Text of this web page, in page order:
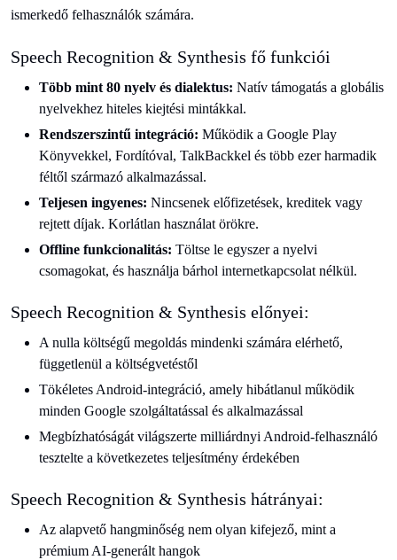
ismerkedő felhasználók számára.
Speech Recognition & Synthesis fő funkciói
Több mint 80 nyelv és dialektus: Natív támogatás a globális
nyelvekhez hiteles kiejtési mintákkal.
Rendszerszintű integráció: Működik a Google Play
Könyvekkel, Fordítóval, TalkBackkel és több ezer harmadik
féltől származó alkalmazással.
Teljesen ingyenes: Nincsenek előfizetések, kreditek vagy
rejtett díjak. Korlátlan használat örökre.
Offline funkcionalitás: Töltse le egyszer a nyelvi
csomagokat, és használja bárhol internetkapcsolat nélkül.
Speech Recognition & Synthesis előnyei:
A nulla költségű megoldás mindenki számára elérhető,
függetlenül a költségvetéstől
Tökéletes Android-integráció, amely hibátlanul működik
minden Google szolgáltatással és alkalmazással
Megbízhatóságát világszerte milliárdnyi Android-felhasználó
tesztelte a következetes teljesítmény érdekében
Speech Recognition & Synthesis hátrányai:
Az alapvető hangminőség nem olyan kifejező, mint a
prémium AI-generált hangok